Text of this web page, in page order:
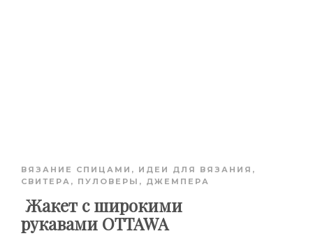
ВЯЗАНИЕ СПИЦАМИ , ИДЕИ ДЛЯ ВЯЗАНИЯ ,
СВИТЕРА, ПУЛОВЕРЫ, ДЖЕМПЕРА
Жакет с широкими
рукавами OTTAWA